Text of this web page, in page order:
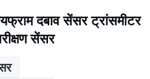
दबाव सेंसर ट्रांसमीटर
सेंसर